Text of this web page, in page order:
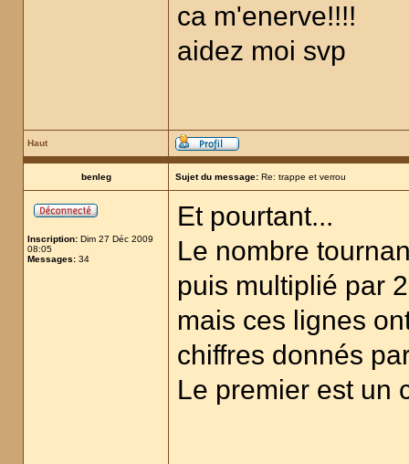
ca m'enerve!!!!
aidez moi svp
Haut
benleg Sujet du message: Re: trappe et verrou
Inscription: Dim 27 Déc 2009
08:05
Messages: 34
Et pourtant...
Le nombre
puis multiplié par
mais ces lignes
chiffres donnés
Le premier est un